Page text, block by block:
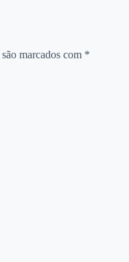
marcados com *